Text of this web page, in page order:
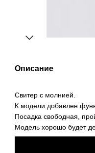
Описание
Свитер с молнией.
К модели добавлен
Посадка свободная,
Модель хорошо будет